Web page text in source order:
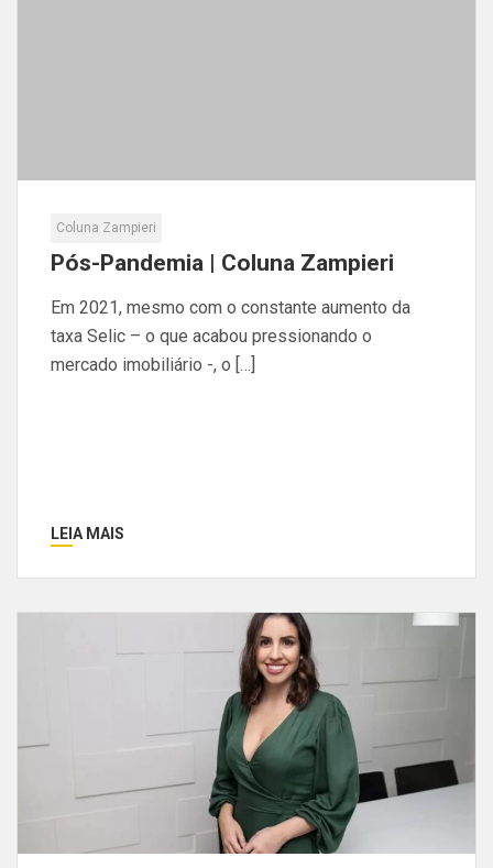
Coluna Zampieri
Pós-Pandemia | Coluna Zampieri
Em 2021, mesmo com o constante aumento da
taxa Selic – o que acabou pressionando o
mercado imobiliário -, o […]
LEIA MAIS